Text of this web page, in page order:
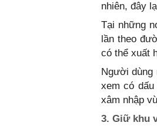
nhiên, đây
Tại những
lần theo
có thể xuất
Người dùng
xem có
xâm nhập
3. Giữ khu